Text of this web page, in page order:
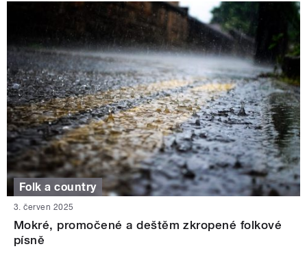
Folk a country
3. červen 2025
Mokré, promočené a deštěm zkropené folkové
písně